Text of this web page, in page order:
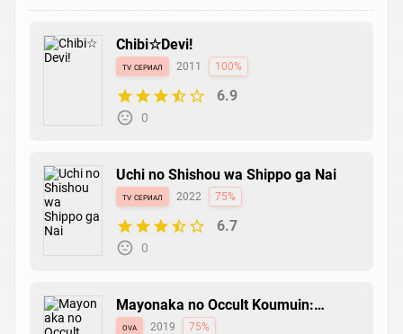
Chibi☆Devi!
tv сериал 2011 100%
6.9
0
Uchi no Shishou wa Shippo ga Nai
tv сериал 2022 75%
6.7
0
Mayonaka no Occult Koumuin:
Fukurokouji to Ano Ko to Ore to
ova 2019 75%